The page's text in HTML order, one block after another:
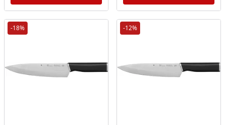
-18% -12%